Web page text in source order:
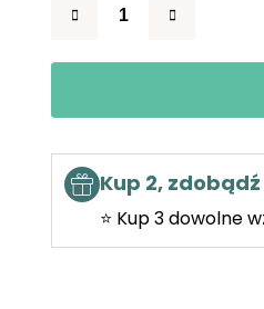
Kup 2,
⭐ Kup 3 dowolne